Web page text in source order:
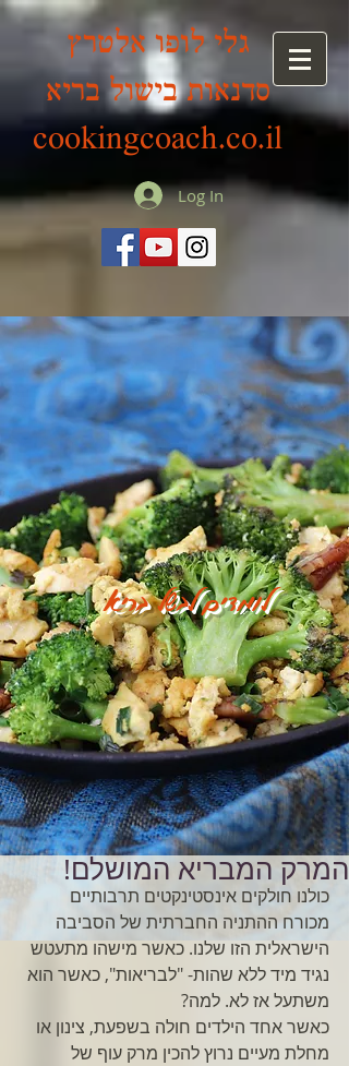
גלי לופו אלטרץ
סדנאות בישול בריא
cookingcoach.co.il
Log In
לומדים לבשל בריא
המרק המבריא המושלם!
כולנו חולקים אינסטינקטים תרבותיים
מכורח ההתניה החברתית של הסביבה
הישראלית הזו שלנו. כאשר מישהו מתעטש
נגיד מיד ללא שהות- "לבריאות", כאשר הוא
משתעל אז לא. למה?
כאשר אחד הילדים חולה בשפעת, צינון או
מחלת מעיים נרוץ להכין מרק עוף של